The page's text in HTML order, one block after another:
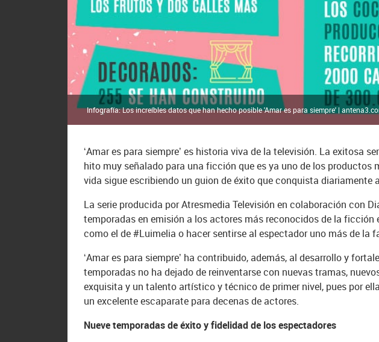
Infografía: Los increíbles datos que han hecho posible 'Amar es para siempre' |
‘Amar es para siempre’ es historia viva de la televisión. La exitosa
hito muy señalado para una ficción que es ya uno de los
vida sigue escribiendo un guion de éxito que conquista
La serie producida por Atresmedia Televisión en colaboración con
temporadas en emisión a los actores más reconocidos de la
como el de #Luimelia o hacer sentirse al espectador uno más de la
‘Amar es para siempre’ ha contribuido, además, al desarrollo y
temporadas no ha dejado de reinventarse con nuevas tramas,
exquisita y un talento artístico y técnico de primer nivel, pues por
un excelente escaparate para decenas de actores.
Nueve temporadas de éxito y fidelidad de los espectadores